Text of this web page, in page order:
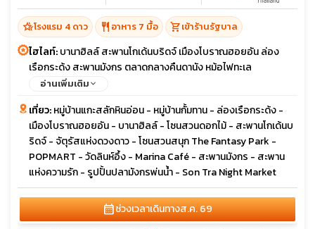
hotel_classโรงแรม 4 ดาว restaurant อาหาร 7 มื้อ shopping_cartเข้าร้านรัฐบาล
ไฮไลท์:บานาฮิลล์ สะพานโกเด้นบริดจ์ เมืองโบราณฮอยอัน ล่อง
เรือกระด้ง สะพานมังกร ตลาดกลางคืนดานัง หม้อไฟทะเล
อ่านเพิ่มเติม
เที่ยว:หมู่บ้านแกะสลักหินอ่อน - หมู่บ้านกั้มทาน - ล่องเรือกระด้ง -
เมืองโบราณฮอยอัน - บานาฮิลล์ - โซนสวนดอกไม้ - สะพานโกเด้นบ
ริดจ์ - จัตุรัสแห่งดวงดาว - โซนสวนสนุก The Fantasy Park -
POPMART - วัดลินห์อึ้ง - Marina Café - สะพานมังกร - สะพาน
แห่งความรัก - รูปปั้นปลามังกรพ่นน้ำ - Son Tra Night Market
calendar_monthช่วงเวลาเดินทางส.ค. 69